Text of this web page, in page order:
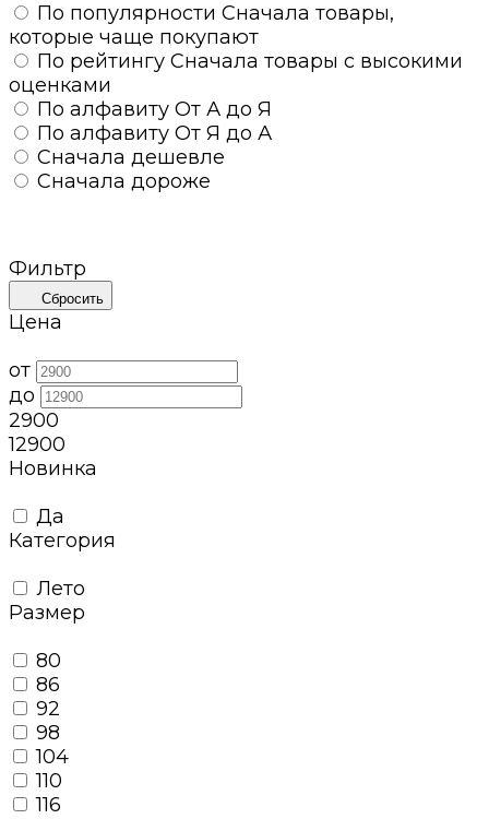
По популярности Сначала товары,
которые чаще покупают
По рейтингу Сначала товары с высокими
оценками
По алфавиту От А до Я
По алфавиту От Я до А
Сначала дешевле
Сначала дороже
Фильтр
Сбросить
Цена
от
до
2900
12900
Новинка
Да
Категория
Лето
Размер
80
86
92
98
104
110
116